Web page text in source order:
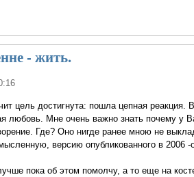
- жить.
цель достигнута: пошла цепная реакция.
любовь. Мне очень важно знать почему у
Где? Оно нигде ранее мною не
версию опубликованного в 2006
пока об этом помолчу, а то еще на